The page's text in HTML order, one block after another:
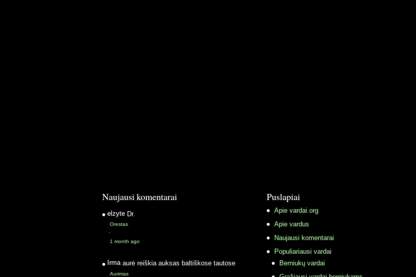
Naujausi komentarai
elzyte Dr.
Orestas
·
1 month ago
Irma aurė reiškia auksas baltiškose tautose
Aurimas
Puslapiai
Apie vardai.org
Apie vardus
Naujausi komentarai
Populiariausi vardai
Berniukų vardai